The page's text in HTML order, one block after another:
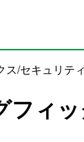
/セキュリテ
フィ